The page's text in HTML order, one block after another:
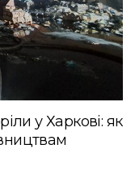
у Харкові: як